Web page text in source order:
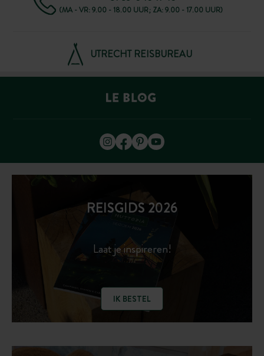
(MA - VR: 9.00 - 18.00 UUR; ZA: 9.00 - 17.00 UUR)
UTRECHT REISBUREAU
REISGIDS 2026
Laat je inspireren!
IK BESTEL